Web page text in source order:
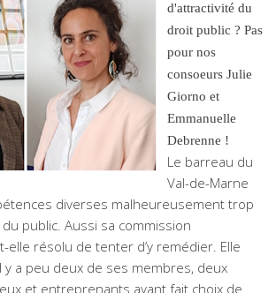
d'attractivité du
droit public ? Pas
pour nos
consoeurs Julie
Giorno et
Emmanuelle
Debrenne !
Le barreau du
Val-de-Marne
diverses malheureusement trop
public. Aussi sa commission
elle résolu de tenter d’y remédier. Elle
a peu deux de ses membres, deux
et entreprenants ayant fait choix de